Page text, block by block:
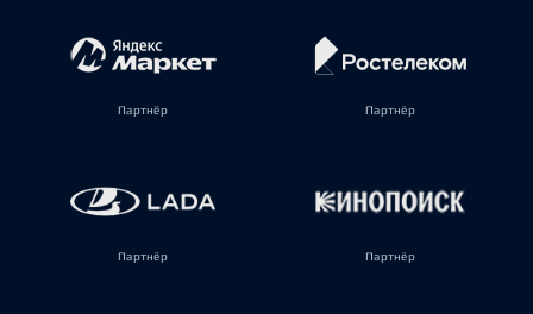
Партнёр Партнёр
Партнёр Партнёр